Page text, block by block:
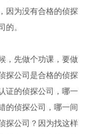
因为没有合格的侦探
的。
，先做个功课，要做
探公司是合格的侦探
证的侦探公司，哪一
的侦探公司，哪一间
探公司？因为找这样